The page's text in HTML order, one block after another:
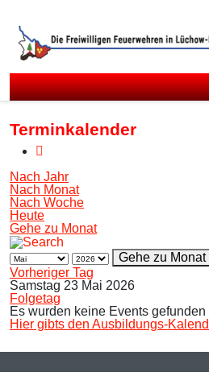
Terminkalender
Nach Jahr
Nach Monat
Nach Woche
Heute
Gehe zu Monat
Gehe zu Monat
Vorheriger Tag
Samstag 23 Mai 2026
Folgetag
Es wurden keine Events gefunden
Hier gibts den Ausbildungs-